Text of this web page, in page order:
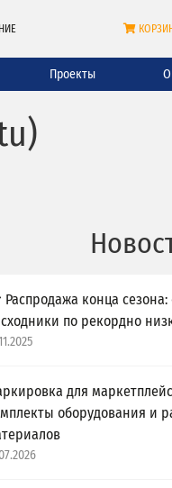
Проекты О
Распродажа конца
по рекордно
для
оборудования и